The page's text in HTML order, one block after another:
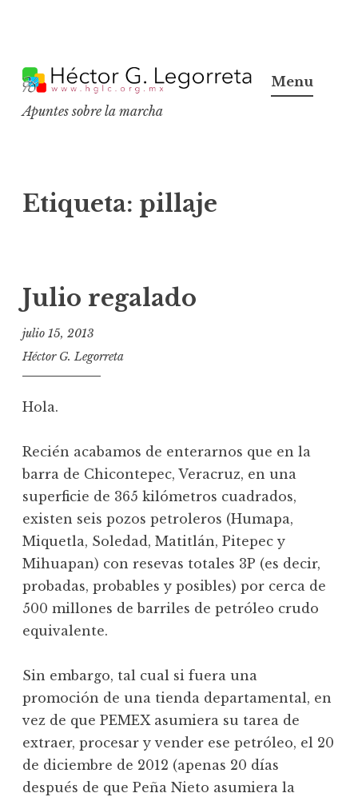
k
p
c
o
t
Apuntes sobre la marcha
Menu
Etiqueta: pillaje
Julio regalado
julio 15, 2013
Héctor G. Legorreta
Hola.
Recién acabamos de enterarnos que en la
barra de Chicontepec, Veracruz, en una
superficie de 365 kilómetros cuadrados,
existen seis pozos petroleros (Humapa,
Miquetla, Soledad, Matitlán, Pitepec y
Mihuapan) con resevas totales 3P (es decir,
probadas, probables y posibles) por cerca de
500 millones de barriles de petróleo crudo
equivalente.
Sin embargo, tal cual si fuera una
promoción de una tienda departamental, en
vez de que PEMEX asumiera su tarea de
extraer, procesar y vender ese petróleo, el 20
de diciembre de 2012 (apenas 20 días
después de que Peña Nieto asumiera la